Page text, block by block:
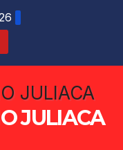
JULIACA